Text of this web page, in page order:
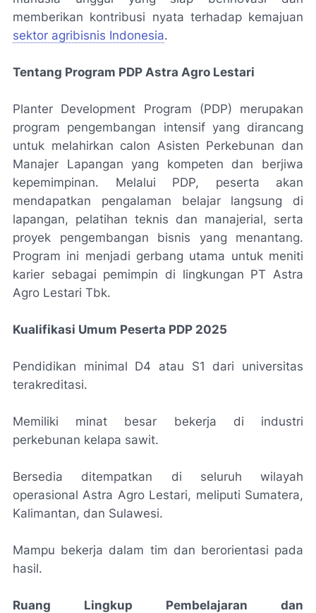
memberikan kontribusi nyata terhadap kemajuan
sektor agribisnis Indonesia.
Tentang Program PDP Astra Agro Lestari
Planter Development Program (PDP) merupakan
program pengembangan intensif yang dirancang
untuk melahirkan calon Asisten Perkebunan dan
Manajer Lapangan yang kompeten dan berjiwa
kepemimpinan. Melalui PDP, peserta akan
mendapatkan pengalaman belajar langsung di
lapangan, pelatihan teknis dan manajerial, serta
proyek pengembangan bisnis yang menantang.
Program ini menjadi gerbang utama untuk meniti
karier sebagai pemimpin di lingkungan PT Astra
Agro Lestari Tbk.
Kualifikasi Umum Peserta PDP 2025
Pendidikan minimal D4 atau S1 dari universitas
terakreditasi.
Memiliki minat besar bekerja di industri
perkebunan kelapa sawit.
Bersedia ditempatkan di seluruh wilayah
operasional Astra Agro Lestari, meliputi Sumatera,
Kalimantan, dan Sulawesi.
Mampu bekerja dalam tim dan berorientasi pada
hasil.
Ruang Lingkup Pembelajaran dan